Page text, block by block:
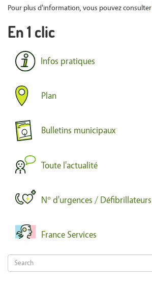
Pour plus d'information, vous pouvez consulter
En 1 clic
Infos pratiques
Plan
Bulletins municipaux
Toute l'actualité
N° d'urgences / Défibrillateurs
France Services
Search
Search